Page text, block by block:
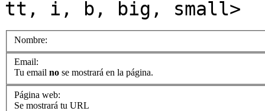
tt, i, b, big, small>
Nombre:
Email:
Tu email no se mostrará en la página.
Página web:
Se mostrará tu URL